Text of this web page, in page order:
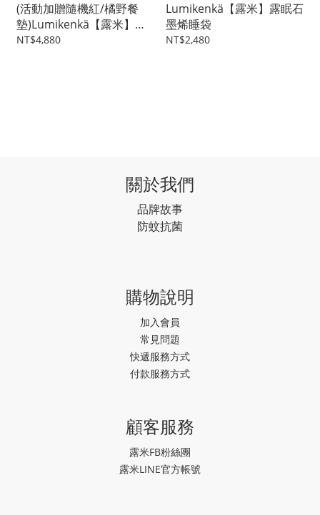
(活動加贈隨機紅/橘野餐
墊)Lumikenkä【露米】露
米床Q (建議使用1.09psi以
NT$4,880
Lumikenkä【露米】露眠石
墨烯睡袋
NT$2,480
關於我們
品牌故事
防蚊抗菌
購物說明
加入會員
常見問題
快遞服務方式
付款服務方式
顧客服務
露米FB粉絲團
露米LINE官方帳號